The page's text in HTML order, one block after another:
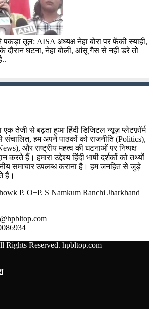
तूल: AISA अध्यक्ष नेहा बोरा पर फेंकी स्याही,
के दौरान घटना, नेहा बोली, आंसू गैस से नहीं डरे तो
एक तेजी से बढ़ता हुआ हिंदी डिजिटल न्यूज़ प्लेटफ़ॉर्म
हम अपने पाठकों को राजनीति (Politics),
और राष्ट्रीय महत्व की घटनाओं पर निष्पक्ष
करते हैं। हमारा उद्देश्य हिंदी भाषी दर्शकों को तथ्यों
समाचार उपलब्ध कराना है। हम जनहित से जुड़े
हैं।
P. O+P. S Namkum Ranchi Jharkhand
Reserved. hpbltop.com